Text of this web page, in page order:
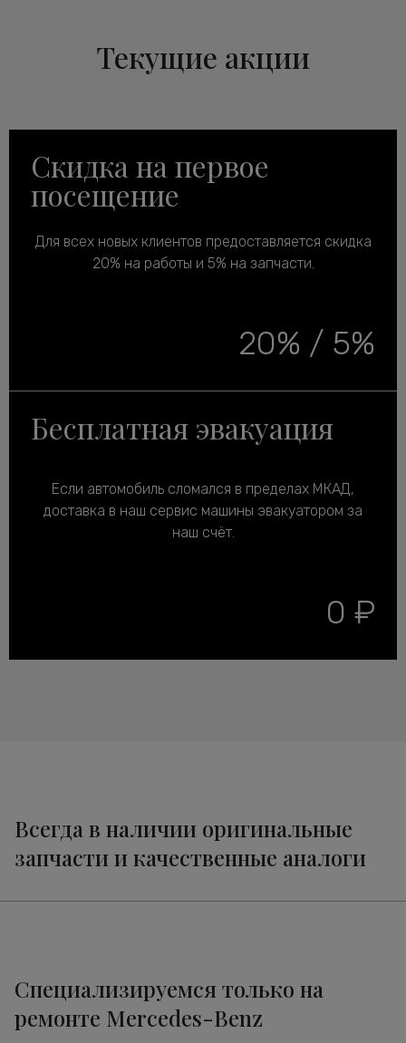
Текущие акции
Скидка на первое
посещение
Для всех новых клиентов предоставляется скидка
20% на работы и 5% на запчасти.
20% / 5%
Бесплатная эвакуация
Если автомобиль сломался в пределах МКАД,
доставка в наш сервис машины эвакуатором за
наш счёт.
0 ₽
Всегда в наличии оригинальные
запчасти и качественные аналоги
Специализируемся только на
ремонте Mercedes-Benz